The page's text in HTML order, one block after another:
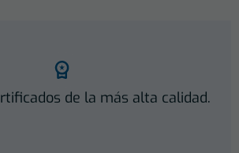
de la más alta calidad.